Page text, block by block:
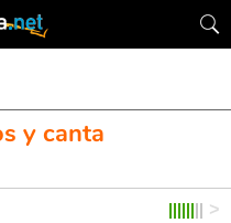
y canta